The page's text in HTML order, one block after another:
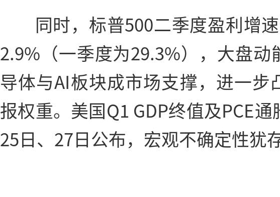
同时，标普500二季度盈利增
2.9%（一季度为29.3%），大盘动
导体与AI板块成市场支撑，进一步
报权重。美国Q1 GDP终值及PCE
25日、27日公布，宏观不确定性犹存